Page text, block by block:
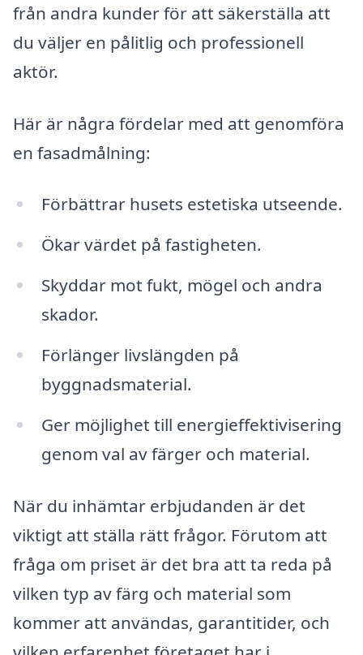
från andra kunder för att säkerställa att
du väljer en pålitlig och professionell
aktör.
Här är några fördelar med att genomföra
en fasadmålning:
Förbättrar husets estetiska utseende.
Ökar värdet på fastigheten.
Skyddar mot fukt, mögel och andra
skador.
Förlänger livslängden på
byggnadsmaterial.
Ger möjlighet till energieffektivisering
genom val av färger och material.
När du inhämtar erbjudanden är det
viktigt att ställa rätt frågor. Förutom att
fråga om priset är det bra att ta reda på
vilken typ av färg och material som
kommer att användas, garantitider, och